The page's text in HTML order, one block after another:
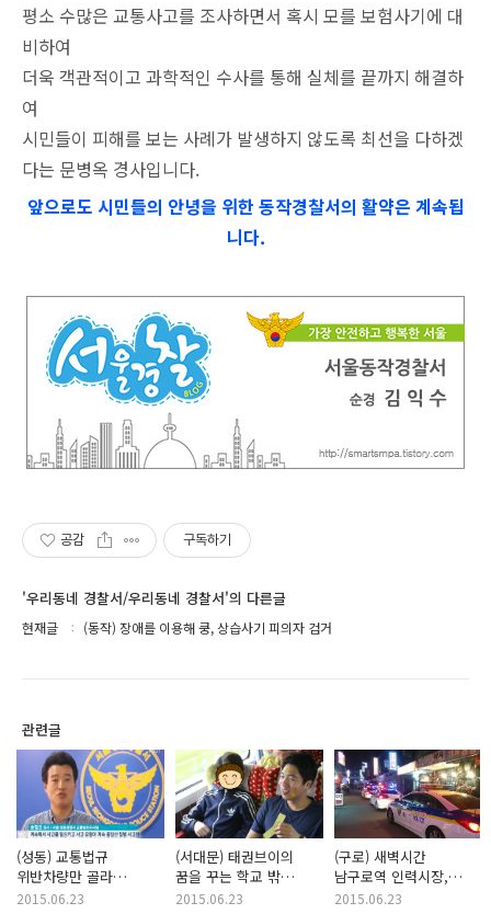
평소 수많은 교통사고를 조사하면서 혹시 모를 보험사기에 대
비하여
더욱 객관적이고 과학적인 수사를 통해 실체를 끝까지 해결하
여
시민들이 피해를 보는 사례가 발생하지 않도록 최선을 다하겠
다는 문병옥 경사입니다.
앞으로도 시민들의 안녕을 위한 동작경찰서의 활약은 계속됩
니다.
공감 구독하기
'우리동네 경찰서/우리동네 경찰서'의 다른글
현재글 (동작) 장애를 이용해 쿵, 상습사기 피의자 검거
관련글
(성동) 교통법규
위반차량만 골라
2개월마다 ‘쿵’ 교통보험
2015.06.23
(서대문) 태권브이의
꿈을 꾸는 학교 밖
청소년 자신감 심어주기
2015.06.23
(구로) 새벽시간
남구로역 인력시장,
기동순찰대가
2015.06.23